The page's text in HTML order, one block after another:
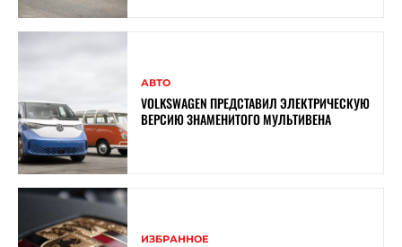
АВТО
VOLKSWAGEN ПРЕДСТАВИЛ ЭЛЕКТРИЧЕСКУЮ
ВЕРСИЮ ЗНАМЕНИТОГО МУЛЬТИВЕНА
ИЗБРАННОЕ